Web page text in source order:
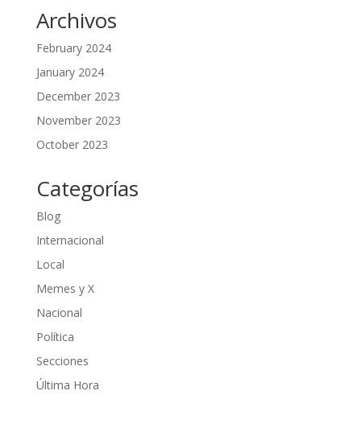
Archivos
February 2024
January 2024
December 2023
November 2023
October 2023
Categorías
Blog
Internacional
Local
Memes y X
Nacional
Política
Secciones
Última Hora